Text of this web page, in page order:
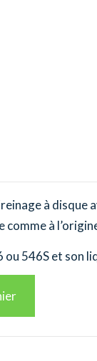
à disque
à
546S et son